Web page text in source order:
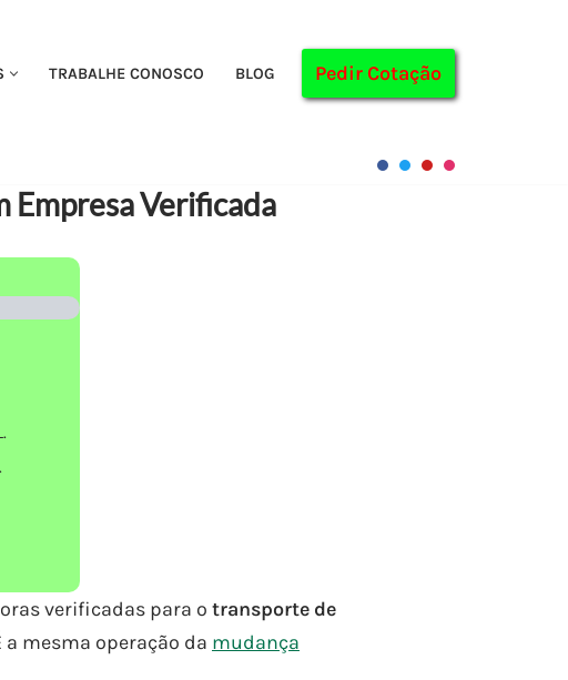
TRABALHE CONOSCO BLOG Pedir Cotação
Empresa Verificada
verificadas para otransporte de
mesma operação da mudança